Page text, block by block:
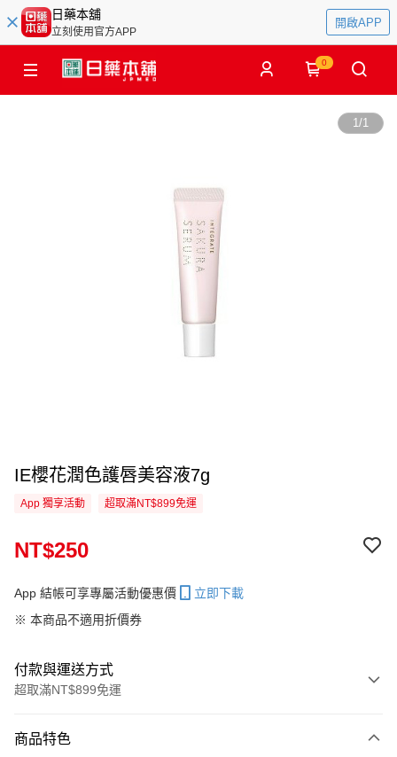
日藥本舖
立刻使用官方APP
開啟APP
0
1/1
IE櫻花潤色護唇美容液7g
App 獨享活動 超取滿NT$899免運
NT$250
App 結帳可享專屬活動優惠價
立即下載
※ 本商品不適用折價券
付款與運送方式
超取滿NT$899免運
信用卡一次付款
商品特色